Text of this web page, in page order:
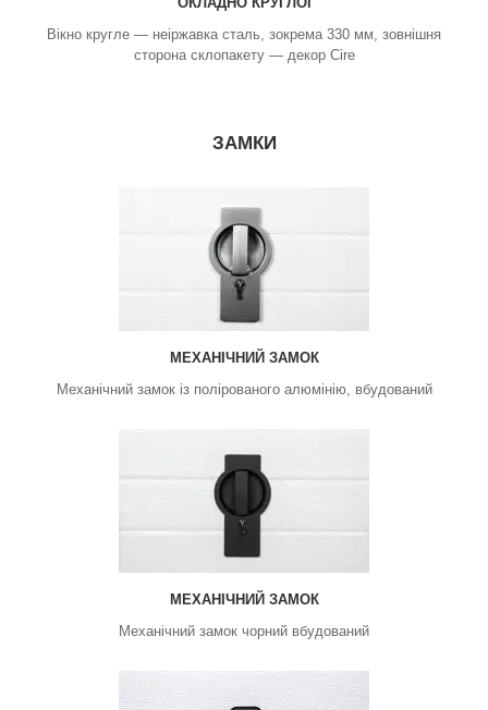
Вікно кругле — неіржавка сталь, зокрема 330 мм, зовнішня
сторона склопакету — декор Cire
ЗАМКИ
МЕХАНІЧНИЙ ЗАМОК
Механічний замок із полірованого алюмінію, вбудований
МЕХАНІЧНИЙ ЗАМОК
Механічний замок чорний вбудований